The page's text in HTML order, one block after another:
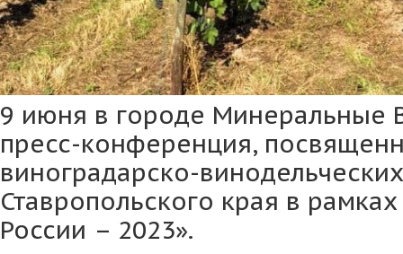
9 июня в городе Минеральные
пресс-конференция,
виноградарско-
Ставропольского края в
России – 2023».